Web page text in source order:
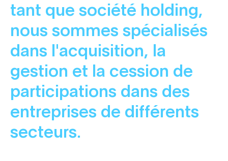
tant que société holding,
nous sommes spécialisés
dans l'acquisition, la
gestion et la cession de
participations dans des
entreprises de différents
secteurs.